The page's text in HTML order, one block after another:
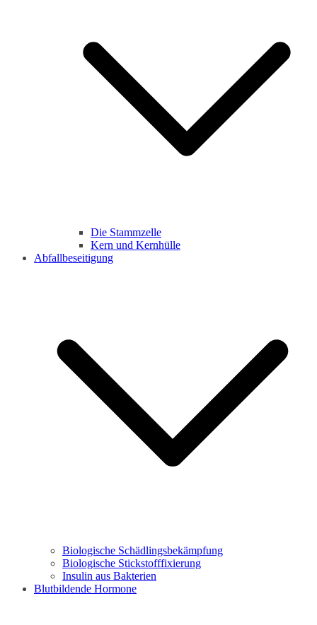
Die Stammzelle
Kern und Kernhülle
Abfallbeseitigung
Biologische Schädlingsbekämpfung
Biologische Stickstofffixierung
Insulin aus Bakterien
Blutbildende Hormone